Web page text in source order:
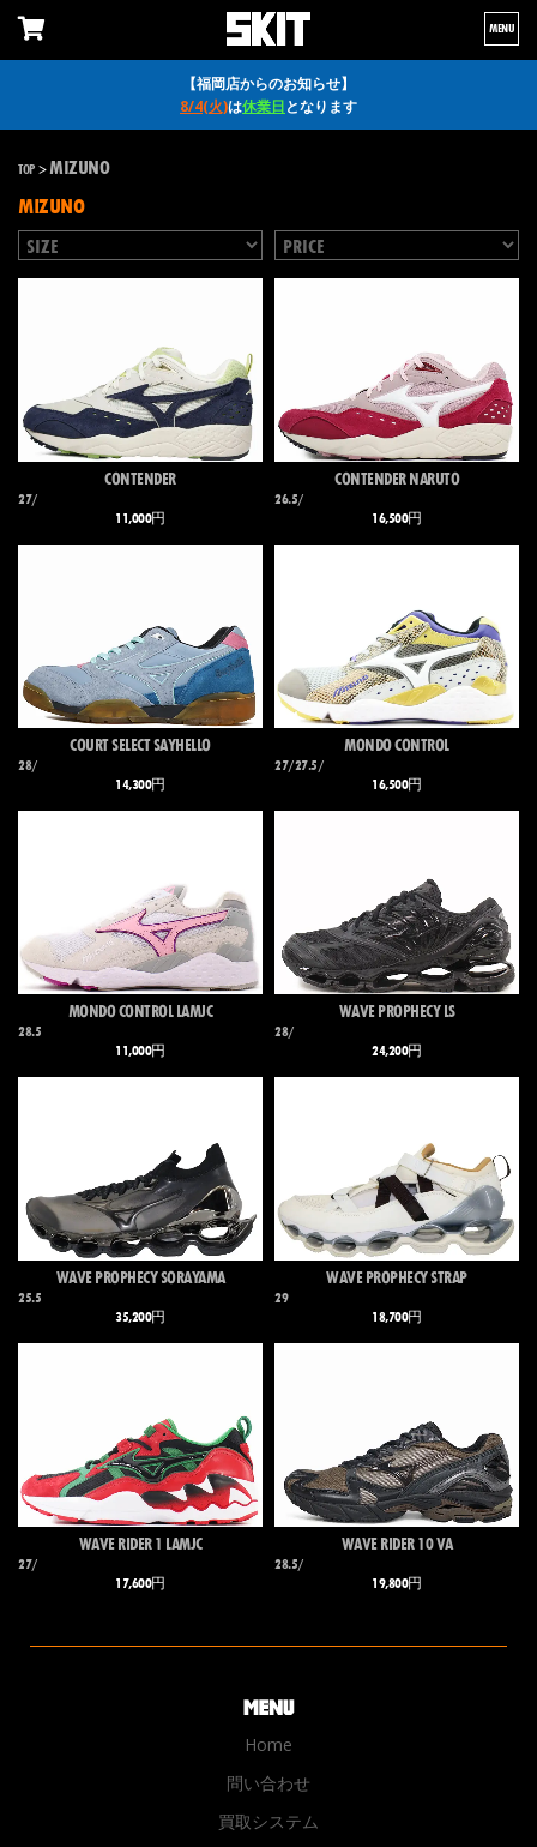
【福岡店からのお知らせ】
8/4(火)は休業日となります
MENU
TOP >MIZUNO
MIZUNO
CONTENDER
27/
11,000円
CONTENDER NARUTO
26.5/
16,500円
COURT SELECT SAYHELLO
28/
14,300円
MONDO CONTROL
27/27.5/
16,500円
MONDO CONTROL LAMJC
28.5
11,000円
WAVE PROPHECY LS
28/
24,200円
WAVE PROPHECY SORAYAMA
25.5
35,200円
WAVE PROPHECY STRAP
29
18,700円
WAVE RIDER 1 LAMJC
27/
17,600円
WAVE RIDER 10 VA
28.5/
19,800円
Home
問い合わせ
買取システム